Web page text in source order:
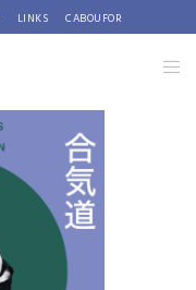
LINKS CABOUFOR